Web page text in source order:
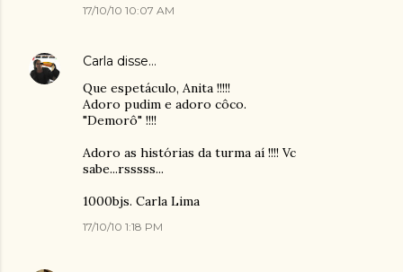
17/10/10 10:07 AM
Carla disse…
Que espetáculo, Anita !!!!!
Adoro pudim e adoro côco.
"Demorô" !!!!
Adoro as histórias da turma aí !!!! Vc
sabe...rsssss...
1000bjs. Carla Lima
17/10/10 1:18 PM